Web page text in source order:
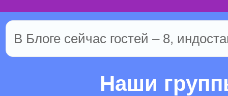
В Блоге сейчас гостей – 8,
Наши